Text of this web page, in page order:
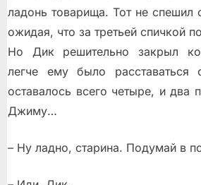
ладонь товарища. Тот не спешил
ожидая, что за третьей спичкой
Но Дик решительно закрыл
легче ему было
оставалось всего четыре, и два
Джиму…
– Ну ладно, старина. Подумай в